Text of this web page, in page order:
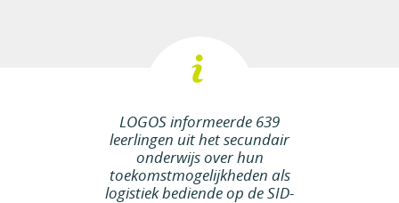
LOGOS informeerde 639
leerlingen uit het secundair
onderwijs over hun
toekomstmogelijkheden als
logistiek bediende op de SID-